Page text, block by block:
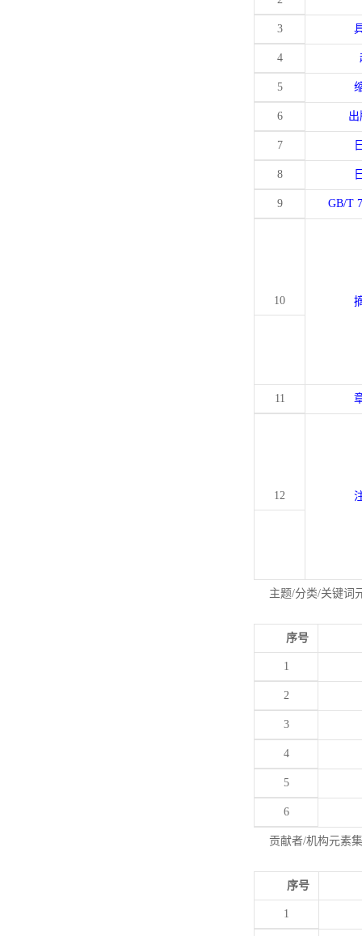
3
4
5
6
7
8
9 GB/T
10
11
12
主题/分类/关键词
序号
1
2
3
4
5
6
贡献者/机构元素
序号
1